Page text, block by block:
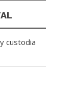
custodia